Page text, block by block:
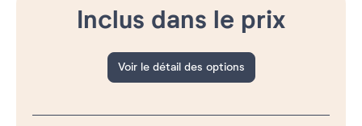
Inclus dans le prix
Voir le détail des options